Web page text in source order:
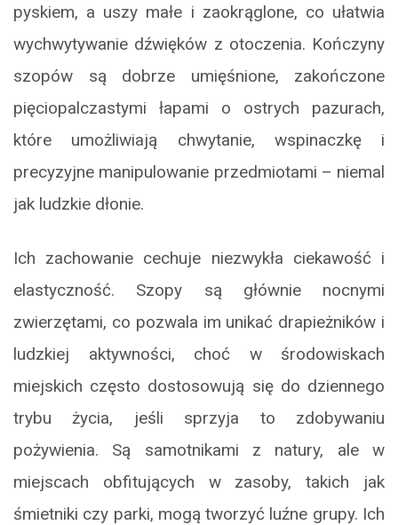
pyskiem, a uszy małe i zaokrąglone, co ułatwia
wychwytywanie dźwięków z otoczenia. Kończyny
szopów są dobrze umięśnione, zakończone
pięciopalczastymi łapami o ostrych pazurach,
które umożliwiają chwytanie, wspinaczkę i
precyzyjne manipulowanie przedmiotami – niemal
jak ludzkie dłonie.
Ich zachowanie cechuje niezwykła ciekawość i
elastyczność. Szopy są głównie nocnymi
zwierzętami, co pozwala im unikać drapieżników i
ludzkiej aktywności, choć w środowiskach
miejskich często dostosowują się do dziennego
trybu życia, jeśli sprzyja to zdobywaniu
pożywienia. Są samotnikami z natury, ale w
miejscach obfitujących w zasoby, takich jak
śmietniki czy parki, mogą tworzyć luźne grupy. Ich